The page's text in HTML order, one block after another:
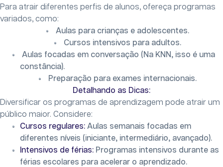
Para atrair diferentes perfis de alunos, ofereça programas
variados, como:
Aulas para crianças e adolescentes.
Cursos intensivos para adultos.
Aulas focadas em conversação (Na KNN, isso é uma
constância).
Preparação para exames internacionais.
Detalhando as Dicas:
Diversificar os programas de aprendizagem pode atrair um
público maior. Considere:
Cursos regulares: Aulas semanais focadas em
diferentes níveis (iniciante, intermediário, avançado).
Intensivos de férias: Programas intensivos durante as
férias escolares para acelerar o aprendizado.